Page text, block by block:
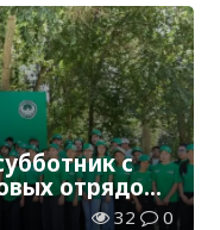
с
отрядов
32 0